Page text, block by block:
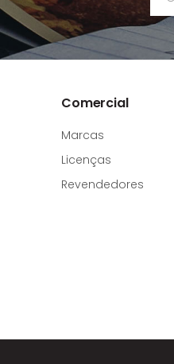
Comercial
Marcas
Licenças
Revendedores